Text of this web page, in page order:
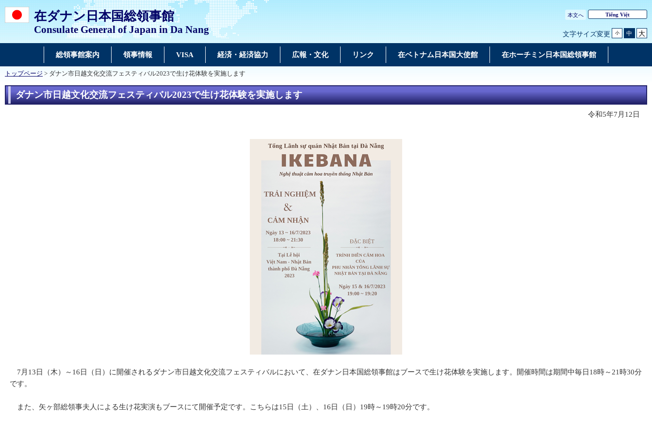
在ダナン日本国総領事館
Consulate General of Japan in Da Nang
本文へ Tiếng Việt
文字サイズ変更 小 中 大
総領事館案内 領事情報 VISA 経済・経済協力 広報・文化 リンク 在ベトナム日本国大使館 在ホーチミン日本国総領事館
トップページ > ダナン市日越文化交流フェスティバル2023で生け花体験を実施します
ダナン市日越文化交流フェスティバル2023で生け花体験を実施します
令和5年7月12日
7月13日（木）～16日（日）に開催されるダナン市日越文化交流フェスティバルにおいて、在ダナン日本国総領事館はブースで生け花体験を実施します。開催時間は期間中毎日18時～21時30分
です。
また、矢ヶ部総領事夫人による生け花実演もブースにて開催予定です。こちらは15日（土）、16日（日）19時～19時20分です。